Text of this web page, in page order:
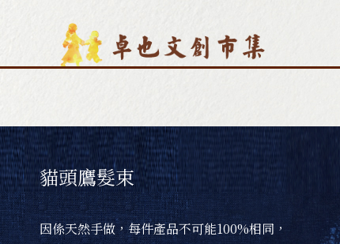
圍巾類商品
居家生活
貓頭鷹髮束
因係天然手做，每件產品不可能100%相同，